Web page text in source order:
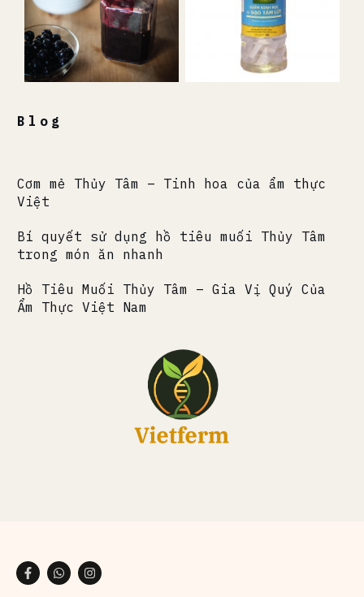
Blog
Cơm mẻ Thủy Tâm – Tinh hoa của ẩm thực
Việt
Bí quyết sử dụng hồ tiêu muối Thủy Tâm
trong món ăn nhanh
Hồ Tiêu Muối Thủy Tâm – Gia Vị Quý Của
Ẩm Thực Việt Nam